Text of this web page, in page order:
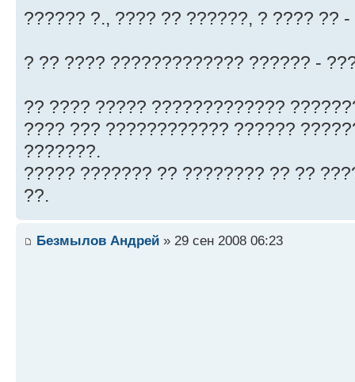
?????? ?., ???? ?? ??????, ? ???? ??
? ?? ???? ????????????? ?????? -
?? ???? ????? ?????????????
???? ??? ???????????? ??????
???????.
????? ??????? ?? ???????? ?? ??
??.
Безмылов Андрей » 29 сен 2008 06:23